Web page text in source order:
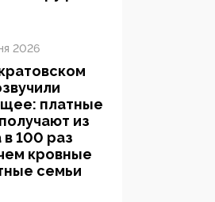
2026
платные
из
100 раз
кровные
семьи